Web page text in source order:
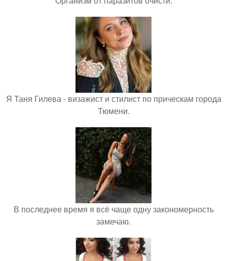
Я Таня Гилева - визажист и стилист по прическам города
Тюмени.
В последнее время я всё чаще одну закономерность
замечаю.